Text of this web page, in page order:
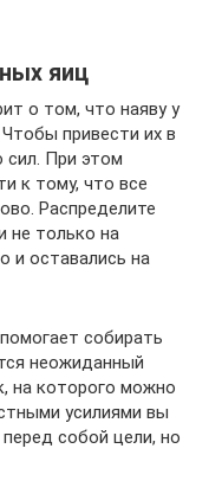
яиц
о том, что наяву у
привести их в
сил. При этом
к тому, что все
Распределите
не только на
и оставались на
собирать
неожиданный
на которого можно
усилиями вы
собой цели, но